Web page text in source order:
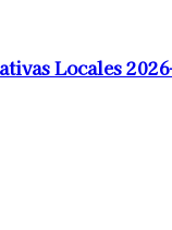
Locales